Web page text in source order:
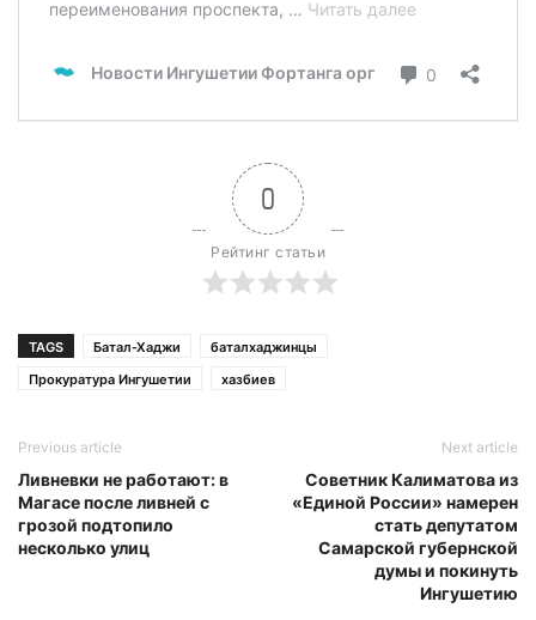
0
Рейтинг статьи
TAGS Батал-Хаджи
баталхаджинцы
Прокуратура Ингушетии
хазбиев
Previous article
Ливневки не работают: в
Магасе после ливней с
грозой подтопило
несколько улиц
Next article
Советник Калиматова из
«Единой России» намерен
стать депутатом
Самарской губернской
думы и покинуть
Ингушетию